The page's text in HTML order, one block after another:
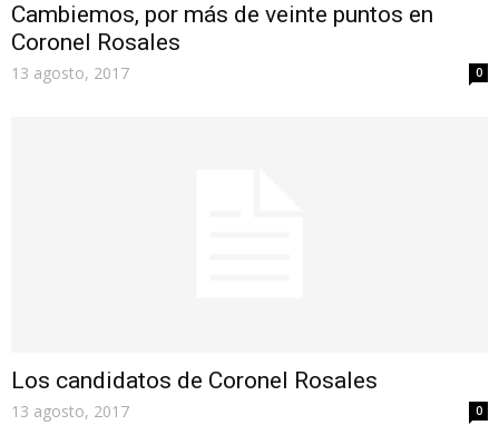
Cambiemos, por más de veinte puntos en
Coronel Rosales
13 agosto, 2017 0
Los candidatos de Coronel Rosales
13 agosto, 2017 0